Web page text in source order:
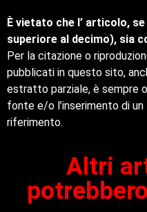
È vietato che l’ articolo,
superiore al decimo), sia
Per la citazione o
pubblicati in questo sito,
estratto parziale, è sempre
fonte e/o l’inserimento di
riferimento.
Altri